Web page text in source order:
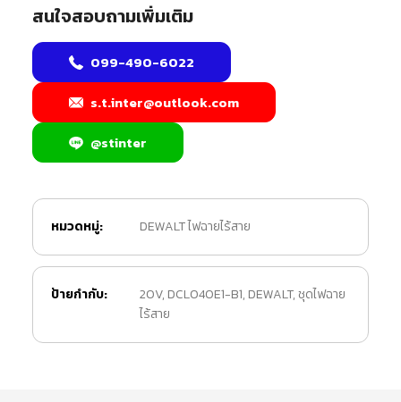
สนใจสอบถามเพิ่มเติม
099-490-6022
s.t.inter@outlook.com
@stinter
หมวดหมู่: DEWALT ไฟฉายไร้สาย
ป้ายกำกับ: 20V, DCL040E1-B1, DEWALT,ชุดไฟฉาย
ไร้สาย